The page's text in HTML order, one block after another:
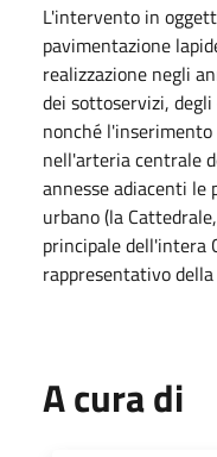
L'intervento in
pavimentazione
realizzazione negli
dei sottoservizi,
nonché
nell'arteria centrale
annesse adiacenti le
urbano (la
principale dell'intera
rappresentativo
A cura di